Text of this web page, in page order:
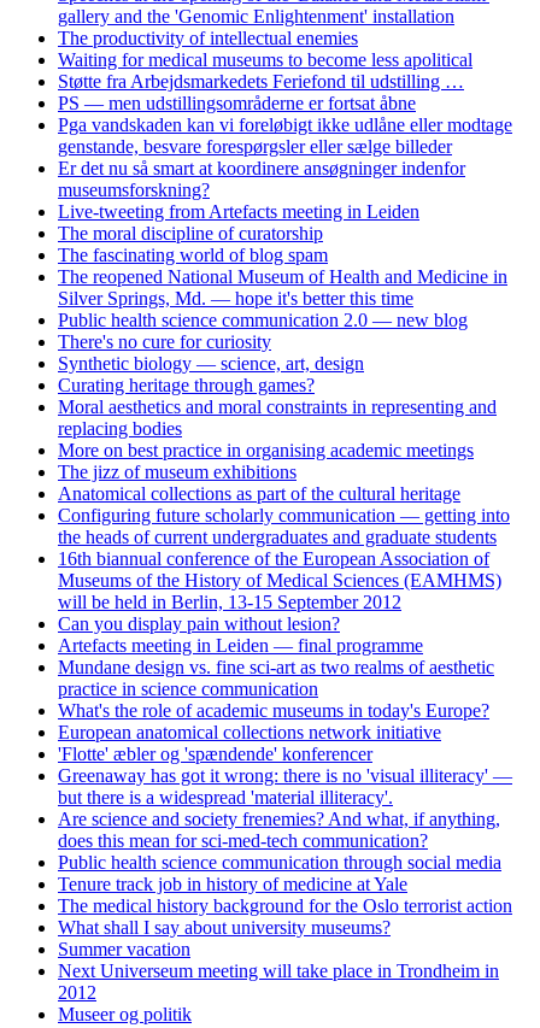
gallery and the 'Genomic Enlightenment' installation
The productivity of intellectual enemies
Waiting for medical museums to become less apolitical
Støtte fra Arbejdsmarkedets Feriefond til udstilling …
PS — men udstillingsområderne er fortsat åbne
Pga vandskaden kan vi foreløbigt ikke udlåne eller modtage
genstande, besvare forespørgsler eller sælge billeder
Er det nu så smart at koordinere ansøgninger indenfor
museumsforskning?
Live-tweeting from Artefacts meeting in Leiden
The moral discipline of curatorship
The fascinating world of blog spam
The reopened National Museum of Health and Medicine in
Silver Springs, Md. — hope it's better this time
Public health science communication 2.0 — new blog
There's no cure for curiosity
Synthetic biology — science, art, design
Curating heritage through games?
Moral aesthetics and moral constraints in representing and
replacing bodies
More on best practice in organising academic meetings
The jizz of museum exhibitions
Anatomical collections as part of the cultural heritage
Configuring future scholarly communication — getting into
the heads of current undergraduates and graduate students
16th biannual conference of the European Association of
Museums of the History of Medical Sciences (EAMHMS)
will be held in Berlin, 13-15 September 2012
Can you display pain without lesion?
Artefacts meeting in Leiden — final programme
Mundane design vs. fine sci-art as two realms of aesthetic
practice in science communication
What's the role of academic museums in today's Europe?
European anatomical collections network initiative
'Flotte' æbler og 'spændende' konferencer
Greenaway has got it wrong: there is no 'visual illiteracy' —
but there is a widespread 'material illiteracy'.
Are science and society frenemies? And what, if anything,
does this mean for sci-med-tech communication?
Public health science communication through social media
Tenure track job in history of medicine at Yale
The medical history background for the Oslo terrorist action
What shall I say about university museums?
Summer vacation
Next Universeum meeting will take place in Trondheim in
2012
Museer og politik